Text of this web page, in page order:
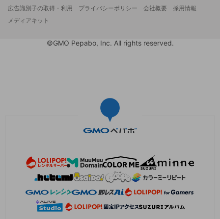
広告識別子の取得・利用
プライバシーポリシー 会社概要
採用情報
メディアキット
©GMO Pepabo, Inc. All rights reserved.